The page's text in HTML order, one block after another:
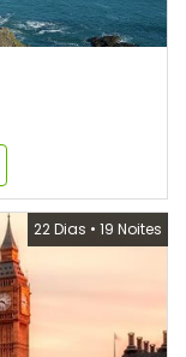
22 Dias • 19 Noites